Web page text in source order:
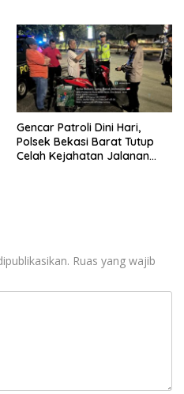
Gencar Patroli Dini Hari,
Polsek Bekasi Barat Tutup
Celah Kejahatan Jalanan
Ruas yang wajib